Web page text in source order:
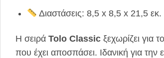
Διαστάσεις: 8,5 x 8,5 x 21,5 εκ.
Η σειρά Tolo Classic ξεχωρίζει για
που έχει αποσπάσει. Ιδανική για την